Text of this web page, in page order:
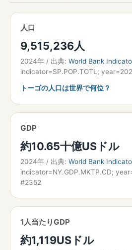
人口
9,515,236人
2024年 / 出典: World Bank
indicator=SP.POP.TOTL;
トーゴの人口は世界で何位？
GDP
約10.65十億USドル
2024年 / 出典: World Bank
indicator=NY.GDP.MKTP.CD;
#2352
1人当たりGDP
約1,119USドル